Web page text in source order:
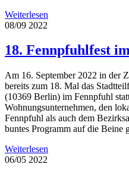
Weiterlesen
08/09 2022
18. Fennpfuhlfest
Am 16. September 2022 in der
bereits zum 18. Mal das
(10369 Berlin) im Fennpfuhl
Wohnungsunternehmen, den
Fennpfuhl als auch dem
buntes Programm auf die Beine
Weiterlesen
06/05 2022